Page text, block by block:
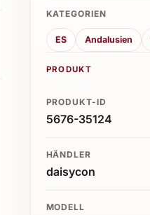
KATEGORIEN
ES Andalusien
PRODUKT
PRODUKT-ID
5676-35124
HÄNDLER
daisycon
MODELL